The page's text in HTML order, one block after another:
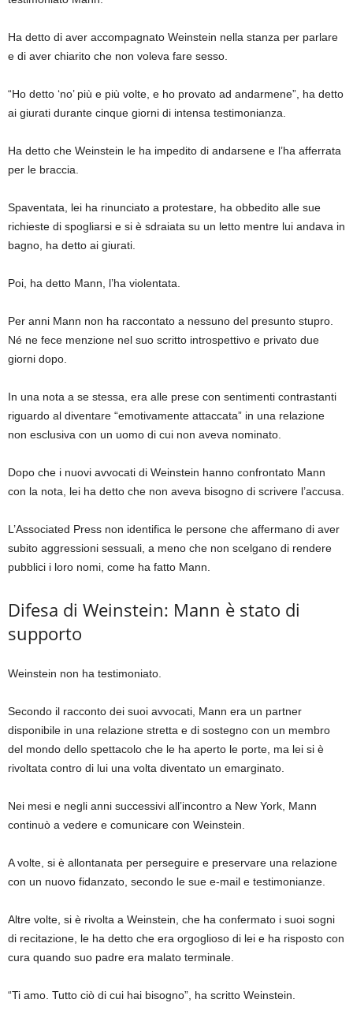
Ha detto di aver accompagnato Weinstein nella stanza per parlare
e di aver chiarito che non voleva fare sesso.
“Ho detto ‘no’ più e più volte, e ho provato ad andarmene”, ha detto
ai giurati durante cinque giorni di intensa testimonianza.
Ha detto che Weinstein le ha impedito di andarsene e l’ha afferrata
per le braccia.
Spaventata, lei ha rinunciato a protestare, ha obbedito alle sue
richieste di spogliarsi e si è sdraiata su un letto mentre lui andava in
bagno, ha detto ai giurati.
Poi, ha detto Mann, l’ha violentata.
Per anni Mann non ha raccontato a nessuno del presunto stupro.
Né ne fece menzione nel suo scritto introspettivo e privato due
giorni dopo.
In una nota a se stessa, era alle prese con sentimenti contrastanti
riguardo al diventare “emotivamente attaccata” in una relazione
non esclusiva con un uomo di cui non aveva nominato.
Dopo che i nuovi avvocati di Weinstein hanno confrontato Mann
con la nota, lei ha detto che non aveva bisogno di scrivere l’accusa.
L’Associated Press non identifica le persone che affermano di aver
subito aggressioni sessuali, a meno che non scelgano di rendere
pubblici i loro nomi, come ha fatto Mann.
Difesa di Weinstein: Mann è stato di
supporto
Weinstein non ha testimoniato.
Secondo il racconto dei suoi avvocati, Mann era un partner
disponibile in una relazione stretta e di sostegno con un membro
del mondo dello spettacolo che le ha aperto le porte, ma lei si è
rivoltata contro di lui una volta diventato un emarginato.
Nei mesi e negli anni successivi all’incontro a New York, Mann
continuò a vedere e comunicare con Weinstein.
A volte, si è allontanata per perseguire e preservare una relazione
con un nuovo fidanzato, secondo le sue e-mail e testimonianze.
Altre volte, si è rivolta a Weinstein, che ha confermato i suoi sogni
di recitazione, le ha detto che era orgoglioso di lei e ha risposto con
cura quando suo padre era malato terminale.
“Ti amo. Tutto ciò di cui hai bisogno”, ha scritto Weinstein.